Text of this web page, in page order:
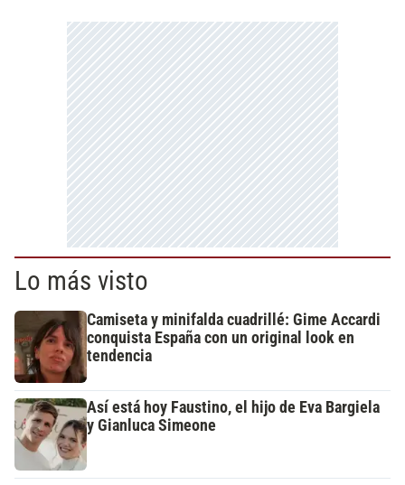
Lo más visto
Camiseta y minifalda cuadrillé: Gime Accardi
conquista España con un original look en
tendencia
Así está hoy Faustino, el hijo de Eva Bargiela
y Gianluca Simeone